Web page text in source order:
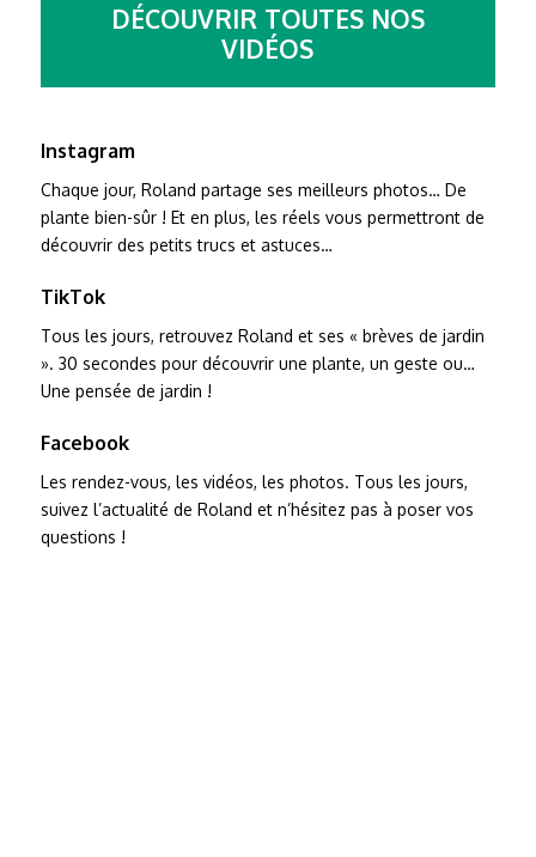
DÉCOUVRIR TOUTES NOS
VIDÉOS
Instagram
Chaque jour, Roland partage ses meilleurs photos… De
plante bien-sûr ! Et en plus, les réels vous permettront de
découvrir des petits trucs et astuces…
TikTok
Tous les jours, retrouvez Roland et ses « brèves de jardin
». 30 secondes pour découvrir une plante, un geste ou…
Une pensée de jardin !
Facebook
Les rendez-vous, les vidéos, les photos. Tous les jours,
suivez l’actualité de Roland et n’hésitez pas à poser vos
questions !